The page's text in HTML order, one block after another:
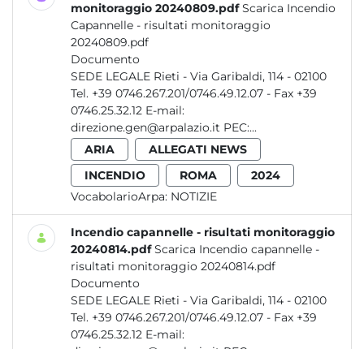
monitoraggio 20240809.pdf Scarica Incendio
Capannelle - risultati monitoraggio
20240809.pdf
Documento
SEDE LEGALE Rieti - Via Garibaldi, 114 - 02100
Tel. +39 0746.267.201/0746.49.12.07 - Fax +39
0746.25.32.12 E-mail:
direzione.gen@arpalazio.it PEC:...
ARIA
ALLEGATI NEWS
INCENDIO
ROMA
2024
VocabolarioArpa: NOTIZIE
Incendio capannelle - risultati monitoraggio
20240814.pdf Scarica Incendio capannelle -
risultati monitoraggio 20240814.pdf
Documento
SEDE LEGALE Rieti - Via Garibaldi, 114 - 02100
Tel. +39 0746.267.201/0746.49.12.07 - Fax +39
0746.25.32.12 E-mail: